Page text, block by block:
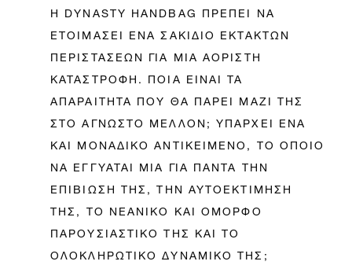
Η DYNASTY HANDBAG ΠΡΕΠΕΙ ΝΑ
ΕΤΟΙΜΑΣΕΙ ΕΝΑ ΣΑΚΙΔΙΟ ΕΚΤΑΚΤΩΝ
ΠΕΡΙΣΤΑΣΕΩΝ ΓΙΑ ΜΙΑ ΑΟΡΙΣΤΗ
ΚΑΤΑΣΤΡΟΦΗ. ΠΟΙΑ ΕΙΝΑΙ ΤΑ
ΑΠΑΡΑΙΤΗΤΑ ΠΟΥ ΘΑ ΠΑΡΕΙ ΜΑΖΙ ΤΗΣ
ΣΤΟ ΑΓΝΩΣΤΟ ΜΕΛΛΟΝ; ΥΠΑΡΧΕΙ ΕΝΑ
ΚΑΙ ΜΟΝΑΔΙΚΟ ΑΝΤΙΚΕΙΜΕΝΟ, ΤΟ ΟΠΟΙΟ
ΝΑ ΕΓΓΥΑΤΑΙ ΜΙΑ ΓΙΑ ΠΑΝΤΑ ΤΗΝ
ΕΠΙΒΙΩΣΗ ΤΗΣ, ΤΗΝ ΑΥΤΟΕΚΤΙΜΗΣΗ
ΤΗΣ, ΤΟ ΝΕΑΝΙΚΟ ΚΑΙ ΟΜΟΡΦΟ
ΠΑΡΟΥΣΙΑΣΤΙΚΟ ΤΗΣ ΚΑΙ ΤΟ
ΟΛΟΚΛΗΡΩΤΙΚΟ ΔΥΝΑΜΙΚΟ ΤΗΣ;